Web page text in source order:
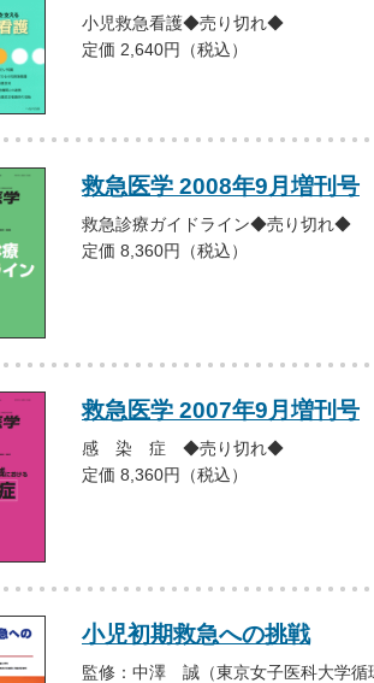
小児救急看護◆売り切れ◆
定価 2,640円（税込）
救急医学 2008年9月増刊号
救急診療ガイドライン◆売り切れ◆
定価 8,360円（税込）
救急医学 2007年9月増刊号
感 染 症 ◆売り切れ◆
定価 8,360円（税込）
小児初期救急への挑戦
監修：中澤 誠（東京女子医科大学循